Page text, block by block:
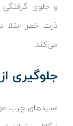
و جلوی گرفتگی
ذرت خطر ابتلا
می‌کند.
جلوگیری